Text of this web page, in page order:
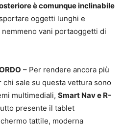
è comunque inclinabile
oggetti lunghi e
vani portaoggetti di
– Per rendere ancora più
chi sale su questa vettura sono
multimediali, Smart Nav e R-
presente il tablet
tattile, moderna